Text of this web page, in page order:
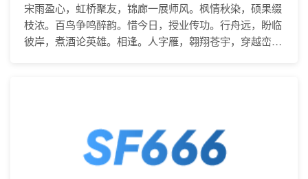
宋雨盈心，虹桥聚友，锦廊一展师风。枫情秋染，硕果缀
枝浓。百鸟争鸣醉韵。惜今日，授业传功。行舟远，盼临
彼岸，煮酒论英雄。相逢。人字雁，翱翔苍宇，穿越峦